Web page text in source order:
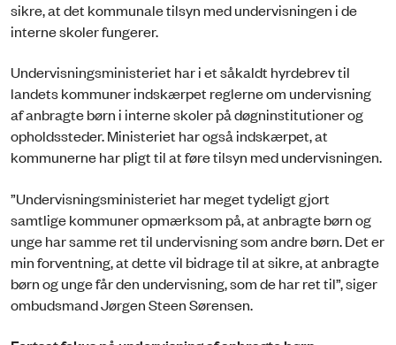
sikre, at det kommunale tilsyn med undervisningen i de
interne skoler fungerer.
Undervisningsministeriet har i et såkaldt hyrdebrev til
landets kommuner indskærpet reglerne om undervisning
af anbragte børn i interne skoler på døgninstitutioner og
opholdssteder. Ministeriet har også indskærpet, at
kommunerne har pligt til at føre tilsyn med undervisningen.
”Undervisningsministeriet har meget tydeligt gjort
samtlige kommuner opmærksom på, at anbragte børn og
unge har samme ret til undervisning som andre børn. Det er
min forventning, at dette vil bidrage til at sikre, at anbragte
børn og unge får den undervisning, som de har ret til”, siger
ombudsmand Jørgen Steen Sørensen.